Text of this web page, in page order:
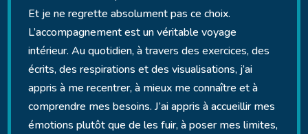
Et je ne regrette absolument pas ce choix.
L’accompagnement est un véritable voyage
intérieur. Au quotidien, à travers des exercices, des
écrits, des respirations et des visualisations, j’ai
appris à me recentrer, à mieux me connaître et à
comprendre mes besoins. J’ai appris à accueillir mes
émotions plutôt que de les fuir, à poser mes limites,